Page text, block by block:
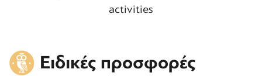
activities
Ειδικές προσφορές